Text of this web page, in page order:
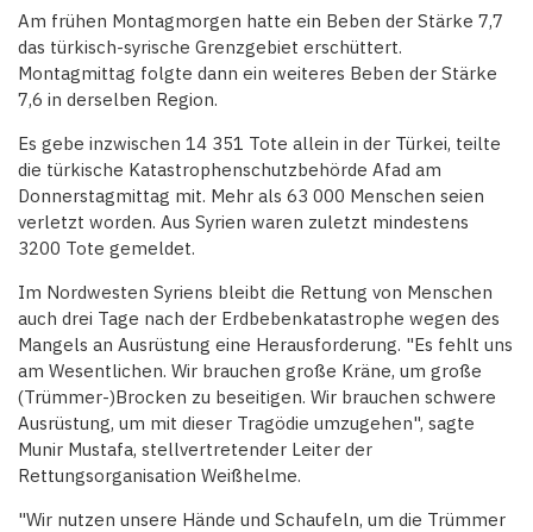
Am frühen Montagmorgen hatte ein Beben der Stärke 7,7
das türkisch-syrische Grenzgebiet erschüttert.
Montagmittag folgte dann ein weiteres Beben der Stärke
7,6 in derselben Region.
Es gebe inzwischen 14 351 Tote allein in der Türkei, teilte
die türkische Katastrophenschutzbehörde Afad am
Donnerstagmittag mit. Mehr als 63 000 Menschen seien
verletzt worden. Aus Syrien waren zuletzt mindestens
3200 Tote gemeldet.
Im Nordwesten Syriens bleibt die Rettung von Menschen
auch drei Tage nach der Erdbebenkatastrophe wegen des
Mangels an Ausrüstung eine Herausforderung. "Es fehlt uns
am Wesentlichen. Wir brauchen große Kräne, um große
(Trümmer-)Brocken zu beseitigen. Wir brauchen schwere
Ausrüstung, um mit dieser Tragödie umzugehen", sagte
Munir Mustafa, stellvertretender Leiter der
Rettungsorganisation Weißhelme.
"Wir nutzen unsere Hände und Schaufeln, um die Trümmer